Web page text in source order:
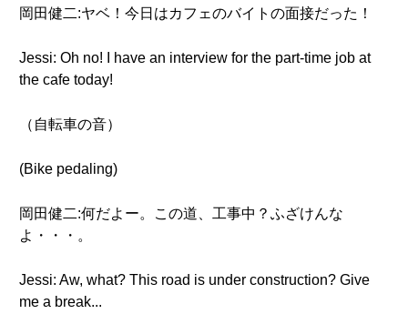
岡田健二:ヤベ！今日はカフェのバイトの面接だった！
Jessi: Oh no! I have an interview for the part-time job at
the cafe today!
（自転車の音）
(Bike pedaling)
岡田健二:何だよー。この道、工事中？ふざけんな
よ・・・。
Jessi: Aw, what? This road is under construction? Give
me a break...